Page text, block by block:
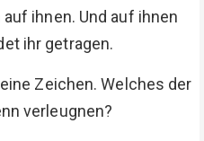
ihnen. Und auf ihnen
ihr getragen.
Zeichen. Welches der
verleugnen?